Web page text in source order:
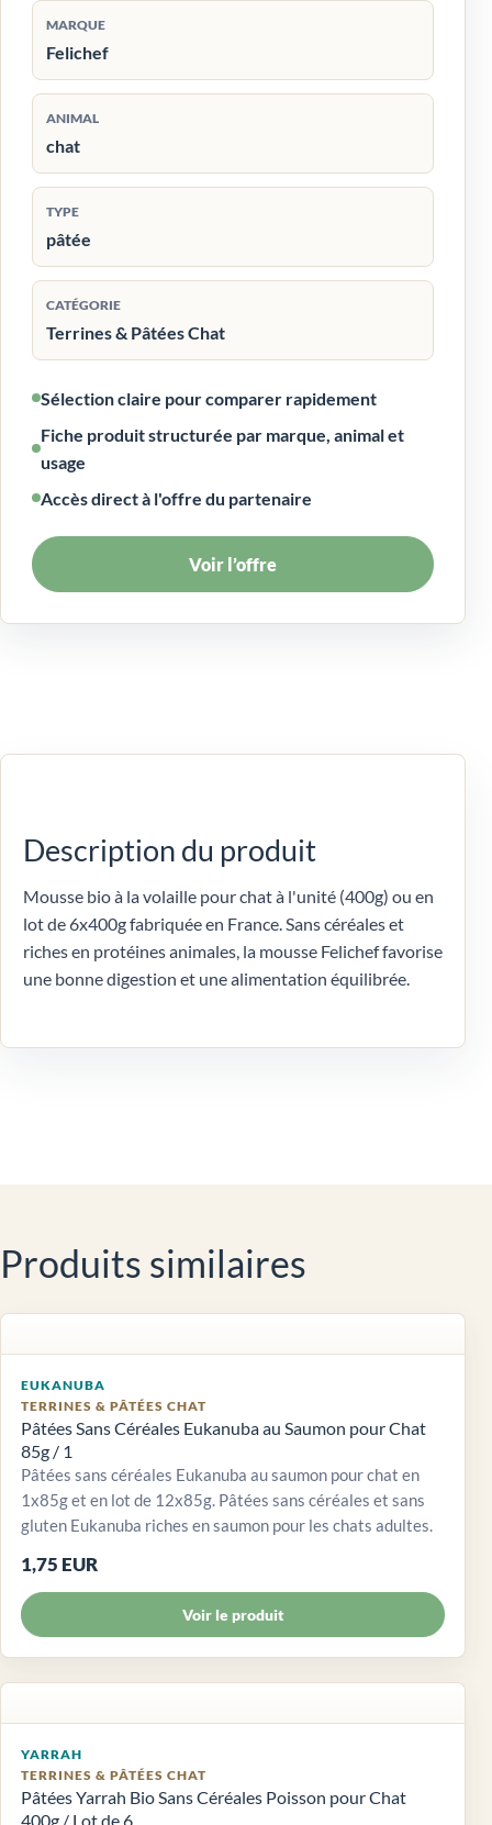
MARQUE
Felichef
ANIMAL
chat
TYPE
pâtée
CATÉGORIE
Terrines & Pâtées Chat
Sélection claire pour comparer rapidement
Fiche produit structurée par marque, animal et
usage
Accès direct à l'offre du partenaire
Voir l’offre
Description du produit
Mousse bio à la volaille pour chat à l'unité (400g) ou en
lot de 6x400g fabriquée en France. Sans céréales et
riches en protéines animales, la mousse Felichef favorise
une bonne digestion et une alimentation équilibrée.
Produits similaires
EUKANUBA
TERRINES & PÂTÉES CHAT
Pâtées Sans Céréales Eukanuba au Saumon pour Chat
85g / 1
Pâtées sans céréales Eukanuba au saumon pour chat en
1x85g et en lot de 12x85g. Pâtées sans céréales et sans
gluten Eukanuba riches en saumon pour les chats adultes.
1,75 EUR
Voir le produit
YARRAH
TERRINES & PÂTÉES CHAT
Pâtées Yarrah Bio Sans Céréales Poisson pour Chat
400g / Lot de 6